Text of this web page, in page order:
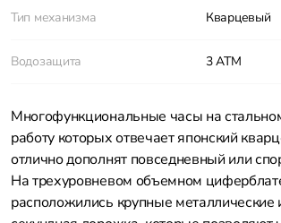
Многофункциональные часы на
работу которых отвечает японский
отлично дополнят повседневный или
На трехуровневом объемном
расположились крупные металлические
Тип механизма Кварцевый
Водозащита 3 АТМ